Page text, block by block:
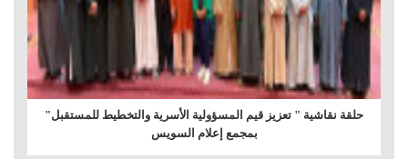
حلقة نقاشية " تعزيز قيم المسؤولية الأسرية والتخطيط للمستقبل"
بمجمع إعلام السويس